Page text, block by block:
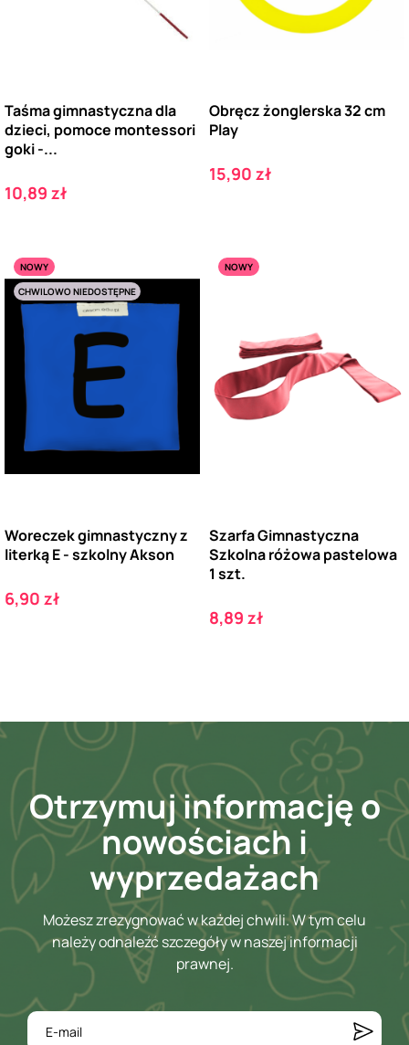
Taśma gimnastyczna dla
dzieci, pomoce montessori
goki -...
Cena
10,89 zł
Obręcz żonglerska 32 cm
Play
Cena
15,90 zł
NOWY
CHWILOWO NIEDOSTĘPNE
Woreczek gimnastyczny z
literką E - szkolny Akson
Cena
6,90 zł
NOWY
Szarfa Gimnastyczna
Szkolna różowa pastelowa
1 szt.
Cena
8,89 zł
Otrzymuj informację o
nowościach i
wyprzedażach
Możesz zrezygnować w każdej chwili. W tym celu
należy odnaleźć szczegóły w naszej informacji
prawnej.